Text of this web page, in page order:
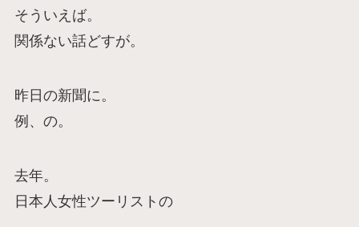
そういえば。
関係ない話どすが。
昨日の新聞に。
例、の。
去年。
日本人女性ツーリストの